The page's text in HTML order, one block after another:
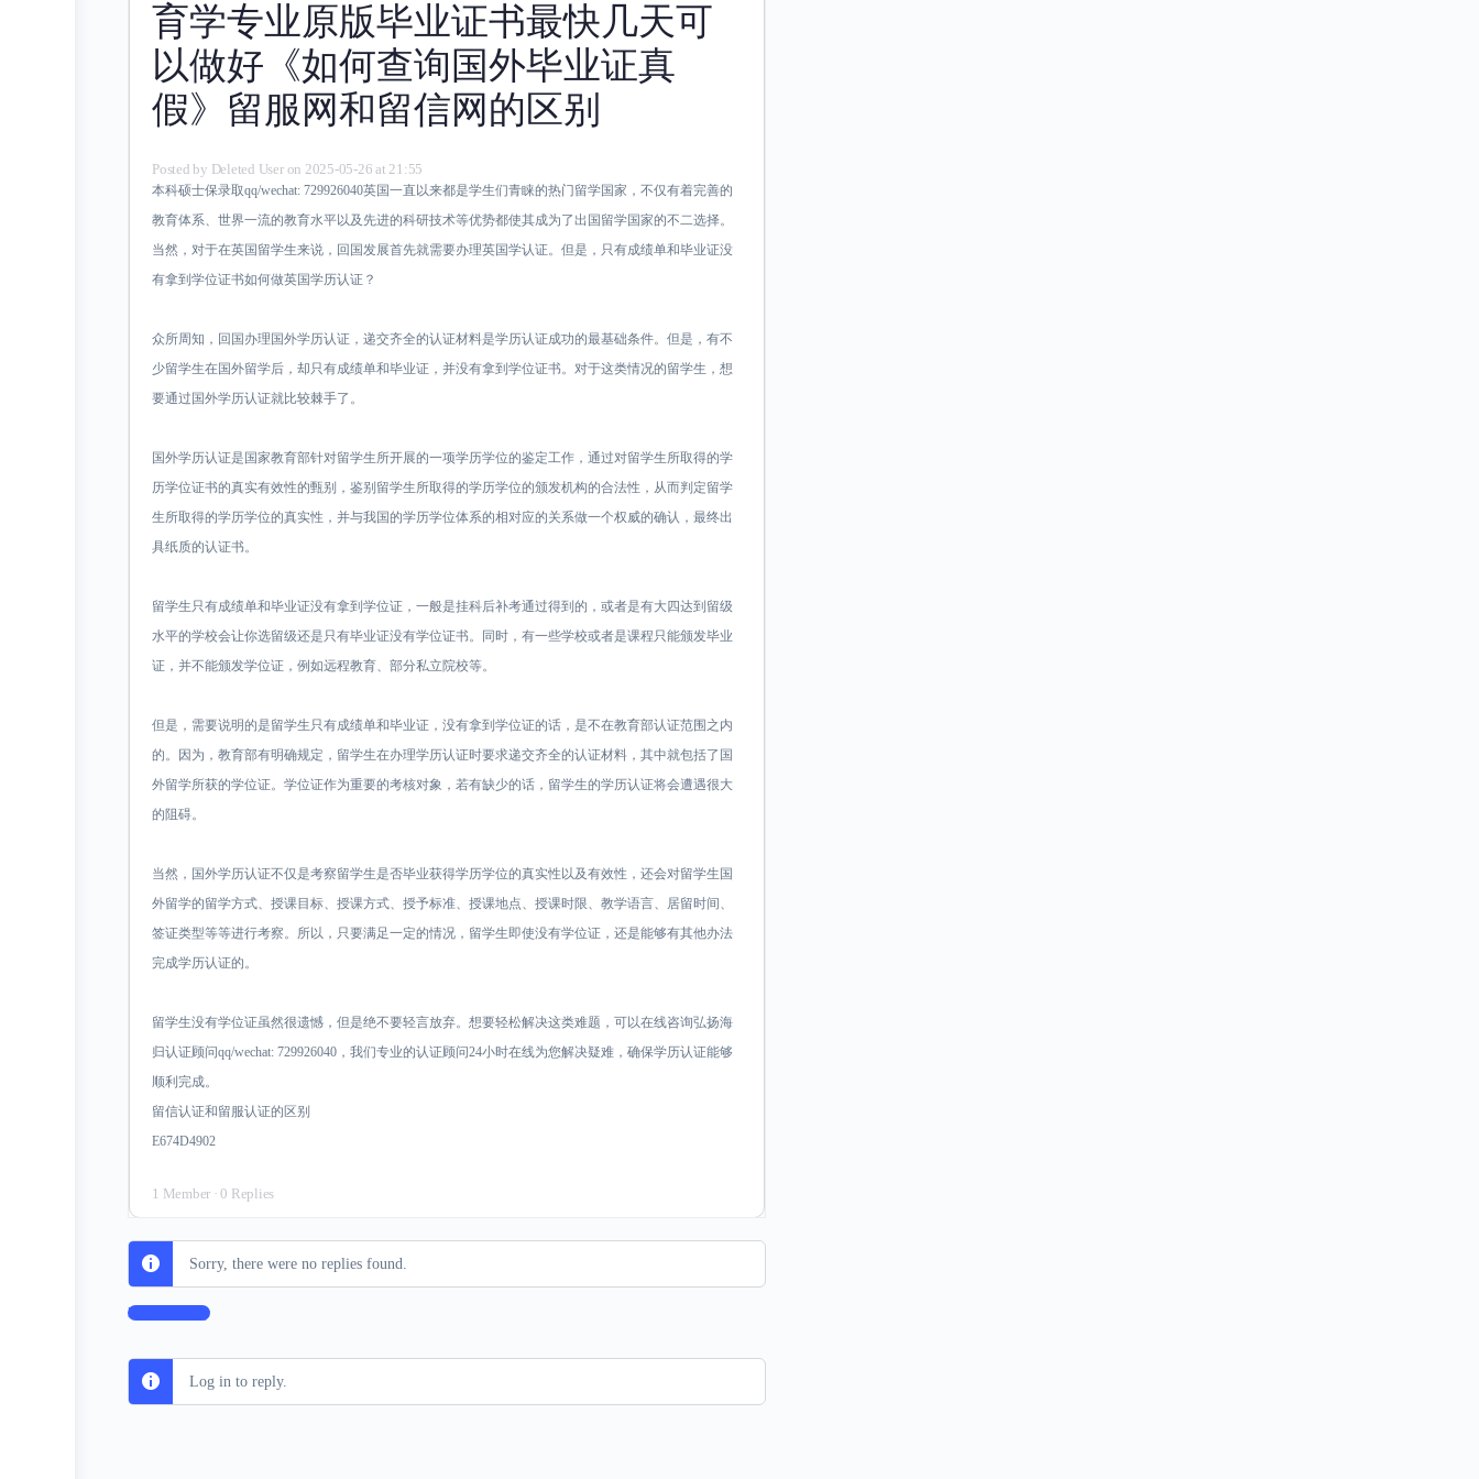
育学专业原版毕业证书最快几天可
以做好《如何查询国外毕业证真
假》留服网和留信网的区别
Posted by Deleted User on 2025-05-26 at 21:55
本科硕士保录取qq/wechat: 729926040英国一直以来都是学生们青睐的热门留学国家，不仅有着完善的
教育体系、世界一流的教育水平以及先进的科研技术等优势都使其成为了出国留学国家的不二选择。
当然，对于在英国留学生来说，回国发展首先就需要办理英国学认证。但是，只有成绩单和毕业证没
有拿到学位证书如何做英国学历认证？
众所周知，回国办理国外学历认证，递交齐全的认证材料是学历认证成功的最基础条件。但是，有不
少留学生在国外留学后，却只有成绩单和毕业证，并没有拿到学位证书。对于这类情况的留学生，想
要通过国外学历认证就比较棘手了。
国外学历认证是国家教育部针对留学生所开展的一项学历学位的鉴定工作，通过对留学生所取得的学
历学位证书的真实有效性的甄别，鉴别留学生所取得的学历学位的颁发机构的合法性，从而判定留学
生所取得的学历学位的真实性，并与我国的学历学位体系的相对应的关系做一个权威的确认，最终出
具纸质的认证书。
留学生只有成绩单和毕业证没有拿到学位证，一般是挂科后补考通过得到的，或者是有大四达到留级
水平的学校会让你选留级还是只有毕业证没有学位证书。同时，有一些学校或者是课程只能颁发毕业
证，并不能颁发学位证，例如远程教育、部分私立院校等。
但是，需要说明的是留学生只有成绩单和毕业证，没有拿到学位证的话，是不在教育部认证范围之内
的。因为，教育部有明确规定，留学生在办理学历认证时要求递交齐全的认证材料，其中就包括了国
外留学所获的学位证。学位证作为重要的考核对象，若有缺少的话，留学生的学历认证将会遭遇很大
的阻碍。
当然，国外学历认证不仅是考察留学生是否毕业获得学历学位的真实性以及有效性，还会对留学生国
外留学的留学方式、授课目标、授课方式、授予标准、授课地点、授课时限、教学语言、居留时间、
签证类型等等进行考察。所以，只要满足一定的情况，留学生即使没有学位证，还是能够有其他办法
完成学历认证的。
留学生没有学位证虽然很遗憾，但是绝不要轻言放弃。想要轻松解决这类难题，可以在线咨询弘扬海
归认证顾问qq/wechat: 729926040，我们专业的认证顾问24小时在线为您解决疑难，确保学历认证能够
顺利完成。
留信认证和留服认证的区别
E674D4902
1 Member · 0 Replies
Sorry, there were no replies found.
Log In to Reply
Log in to reply.